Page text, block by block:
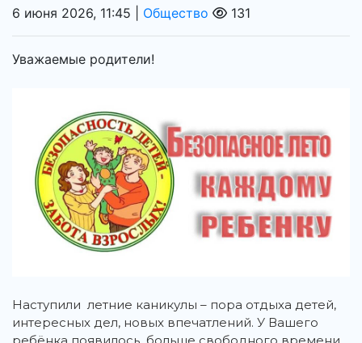
6 июня 2026, 11:45 | Общество 131
Уважаемые родители!
Наступили летние каникулы – пора отдыха детей,
интересных дел, новых впечатлений. У Вашего